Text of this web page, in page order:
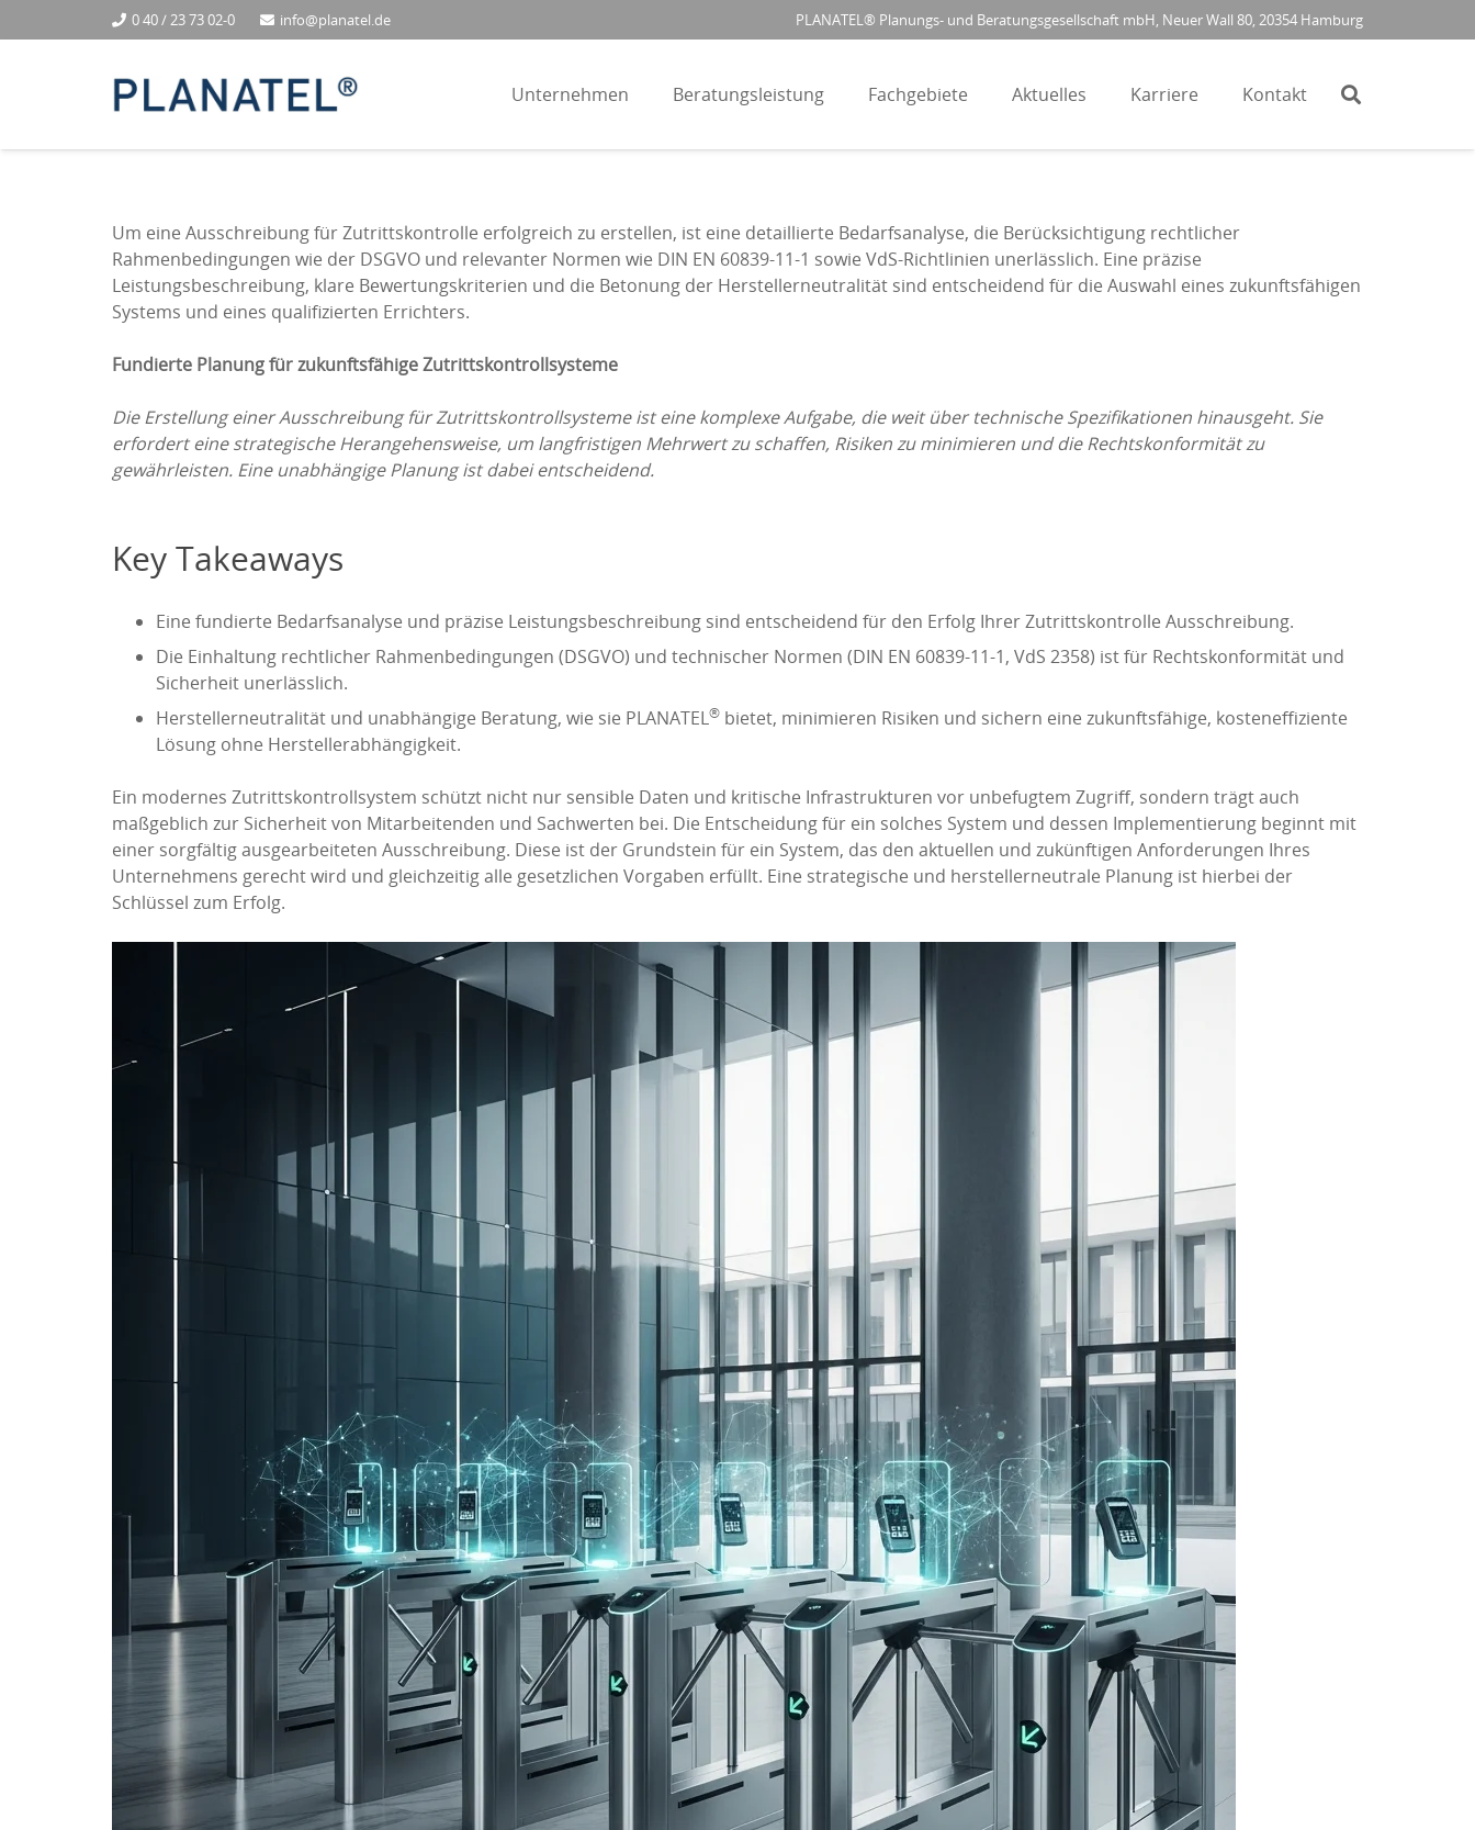
0 40 / 23 73 02-0 info@planatel.de PLANATEL® Planungs- und Beratungsgesellschaft mbH, Neuer Wall 80, 20354 Hamburg
Unternehmen Beratungsleistung Fachgebiete Aktuelles Karriere Kontakt
Um eine Ausschreibung für Zutrittskontrolle erfolgreich zu erstellen, ist eine detaillierte Bedarfsanalyse, die Berücksichtigung rechtlicher
Rahmenbedingungen wie der DSGVO und relevanter Normen wie DIN EN 60839-11-1 sowie VdS-Richtlinien unerlässlich. Eine präzise
Leistungsbeschreibung, klare Bewertungskriterien und die Betonung der Herstellerneutralität sind entscheidend für die Auswahl eines zukunftsfähigen
Systems und eines qualifizierten Errichters.
Fundierte Planung für zukunftsfähige Zutrittskontrollsysteme
Die Erstellung einer Ausschreibung für Zutrittskontrollsysteme ist eine komplexe Aufgabe, die weit über technische Spezifikationen hinausgeht. Sie
erfordert eine strategische Herangehensweise, um langfristigen Mehrwert zu schaffen, Risiken zu minimieren und die Rechtskonformität zu
gewährleisten. Eine unabhängige Planung ist dabei entscheidend.
Key Takeaways
Eine fundierte Bedarfsanalyse und präzise Leistungsbeschreibung sind entscheidend für den Erfolg Ihrer Zutrittskontrolle Ausschreibung.
Die Einhaltung rechtlicher Rahmenbedingungen (DSGVO) und technischer Normen (DIN EN 60839-11-1, VdS 2358) ist für Rechtskonformität und
Sicherheit unerlässlich.
Herstellerneutralität und unabhängige Beratung, wie sie PLANATEL® bietet, minimieren Risiken und sichern eine zukunftsfähige, kosteneffiziente
Lösung ohne Herstellerabhängigkeit.
Ein modernes Zutrittskontrollsystem schützt nicht nur sensible Daten und kritische Infrastrukturen vor unbefugtem Zugriff, sondern trägt auch
maßgeblich zur Sicherheit von Mitarbeitenden und Sachwerten bei. Die Entscheidung für ein solches System und dessen Implementierung beginnt mit
einer sorgfältig ausgearbeiteten Ausschreibung. Diese ist der Grundstein für ein System, das den aktuellen und zukünftigen Anforderungen Ihres
Unternehmens gerecht wird und gleichzeitig alle gesetzlichen Vorgaben erfüllt. Eine strategische und herstellerneutrale Planung ist hierbei der
Schlüssel zum Erfolg.